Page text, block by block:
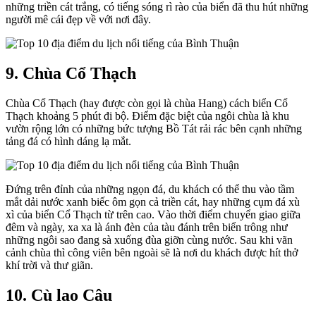
những triền cát trắng, có tiếng sóng rì rào của biển đã thu hút những
người mê cái đẹp về với nơi đây.
9. Chùa Cổ Thạch
Chùa Cổ Thạch (hay được còn gọi là chùa Hang) cách biển Cổ
Thạch khoảng 5 phút đi bộ. Điểm đặc biệt của ngôi chùa là khu
vườn rộng lớn có những bức tượng Bồ Tát rải rác bên cạnh những
tảng đá có hình dáng lạ mắt.
Đứng trên đỉnh của những ngọn đá, du khách có thể thu vào tầm
mắt dải nước xanh biếc ôm gọn cả triền cát, hay những cụm đá xù
xì của biển Cổ Thạch từ trên cao. Vào thời điểm chuyển giao giữa
đêm và ngày, xa xa là ánh đèn của tàu đánh trên biển trông như
những ngôi sao đang sà xuống đùa giỡn cùng nước. Sau khi vãn
cảnh chùa thì công viên bên ngoài sẽ là nơi du khách được hít thở
khí trời và thư giãn.
10. Cù lao Câu